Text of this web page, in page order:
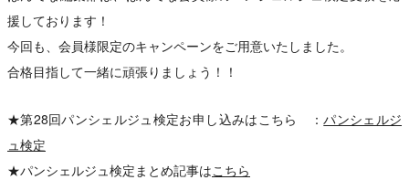
援しております！
今回も、会員様限定のキャンペーンをご用意いたしました。
合格目指して一緒に頑張りましょう！！
★第28回パンシェルジュ検定お申し込みはこちら ：パンシェルジ
ュ検定
★パンシェルジュ検定まとめ記事はこちら